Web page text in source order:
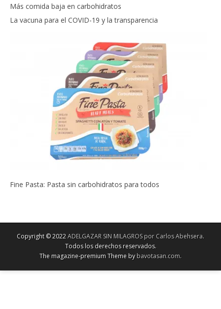
Más comida baja en carbohidratos
La vacuna para el COVID-19 y la transparencia
Fine Pasta: Pasta sin carbohidratos para todos
Copyright © 2022ADELGAZAR SIN MILAGROS por Carlos Abehsera.
Todos los derechos reservados.
The magazine-premium Theme bybavotasan.com.